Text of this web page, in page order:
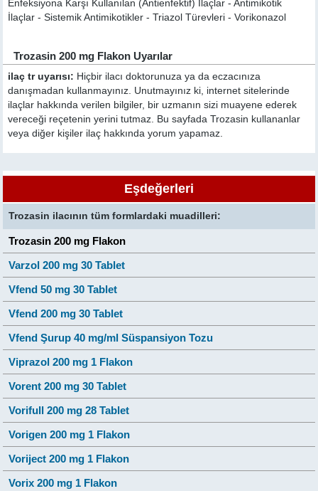
Enfeksiyona Karşı Kullanılan (Antienfektif) İlaçlar - Antimikotik
İlaçlar - Sistemik Antimikotikler - Triazol Türevleri - Vorikonazol
Trozasin 200 mg Flakon Uyarılar
ilaç tr uyarısı: Hiçbir ilacı doktorunuza ya da eczacınıza
danışmadan kullanmayınız. Unutmayınız ki, internet sitelerinde
ilaçlar hakkında verilen bilgiler, bir uzmanın sizi muayene ederek
vereceği reçetenin yerini tutmaz. Bu sayfada Trozasin kullananlar
veya diğer kişiler ilaç hakkında yorum yapamaz.
Eşdeğerleri
Trozasin ilacının tüm formlardaki muadilleri:
Trozasin 200 mg Flakon
Varzol 200 mg 30 Tablet
Vfend 50 mg 30 Tablet
Vfend 200 mg 30 Tablet
Vfend Şurup 40 mg/ml Süspansiyon Tozu
Viprazol 200 mg 1 Flakon
Vorent 200 mg 30 Tablet
Vorifull 200 mg 28 Tablet
Vorigen 200 mg 1 Flakon
Voriject 200 mg 1 Flakon
Vorix 200 mg 1 Flakon